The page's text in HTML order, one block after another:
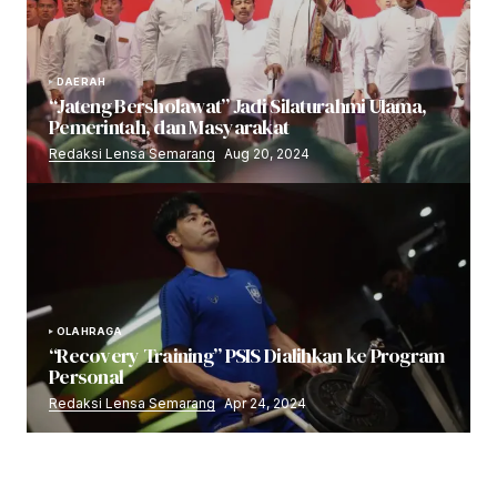
DAERAH
“Jateng Bersholawat” Jadi Silaturahmi Ulama,
Pemerintah, dan Masyarakat
Redaksi Lensa Semarang Aug 20, 2024
OLAHRAGA
“Recovery Training” PSIS Dialihkan ke Program
Personal
Redaksi Lensa Semarang Apr 24, 2024